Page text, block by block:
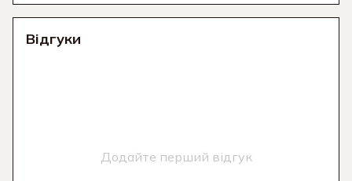
Відгуки
Додайте перший відгук